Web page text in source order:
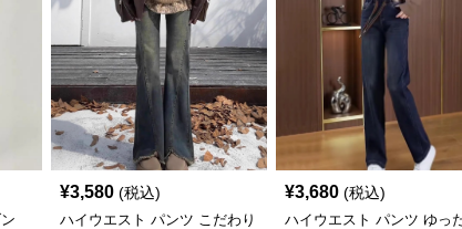
¥3,580 (税込)
ハイウエスト パンツ こだわり
¥3,680 (税込)
ハイウエスト パンツ ゆっ